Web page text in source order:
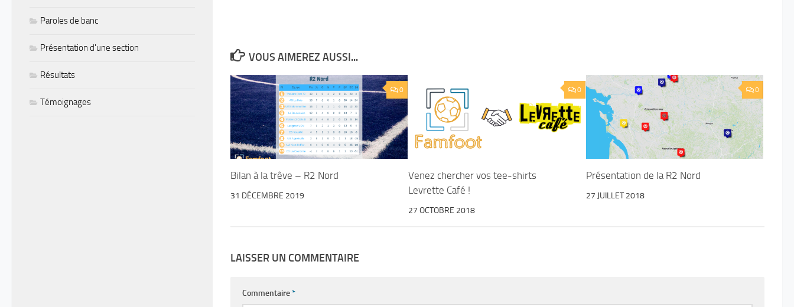
VOUS AIMEREZ AUSSI...
0
Bilan à la trêve – R2 Nord
31 DÉCEMBRE 2019
0
Venez chercher vos tee-shirts
Levrette Café !
27 OCTOBRE 2018
0
Présentation de la R2 Nord
27 JUILLET 2018
LAISSER UN COMMENTAIRE
Commentaire*
Paroles de banc
Présentation d'une section
Résultats
Témoignages